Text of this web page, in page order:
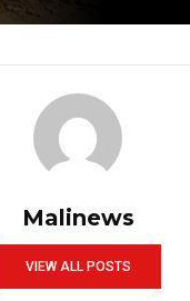
Malinews
VIEW ALL POSTS